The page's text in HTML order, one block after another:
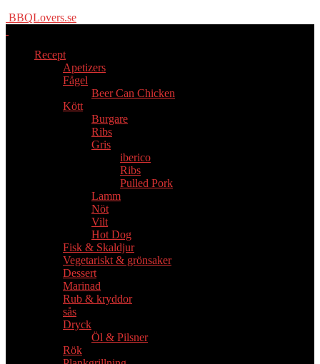
BBQLovers.se
Recept
Apetizers
Fågel
Beer Can Chicken
Kött
Burgare
Ribs
Gris
iberico
Ribs
Pulled Pork
Lamm
Nöt
Vilt
Hot Dog
Fisk & Skaldjur
Vegetariskt & grönsaker
Dessert
Marinad
Rub & kryddor
sås
Dryck
Öl & Pilsner
Rök